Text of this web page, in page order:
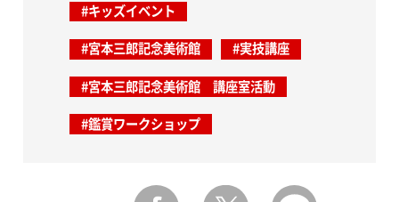
#キッズイベント
#宮本三郎記念美術館 #実技講座
#宮本三郎記念美術館 講座室活動
#鑑賞ワークショップ